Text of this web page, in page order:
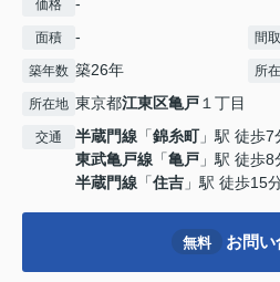
価格
面積 - 間
築年数 築26年 所
所在地 東京都江東区亀戸 １丁目
交通 半蔵門線 「錦糸町」駅 徒歩7
東武亀戸線 「亀戸 」駅 徒歩8
半蔵門線 「住吉 」駅 徒歩15
無料 お問い